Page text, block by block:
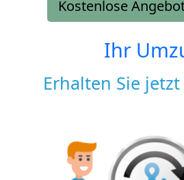
Kostenlose
Ihr
Erhalten Sie